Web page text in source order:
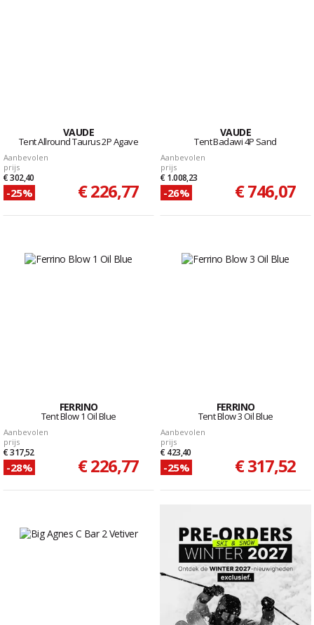
VAUDE
Tent Allround Taurus 2P Agave
Aanbevolen
prijs
€ 302,40
-25% € 226,77
VAUDE
Tent Badawi 4P Sand
Aanbevolen
prijs
€ 1.008,23
-26% € 746,07
FERRINO
Tent Blow 1 Oil Blue
Aanbevolen
prijs
€ 317,52
-28% € 226,77
FERRINO
Tent Blow 3 Oil Blue
Aanbevolen
prijs
€ 423,40
-25% € 317,52